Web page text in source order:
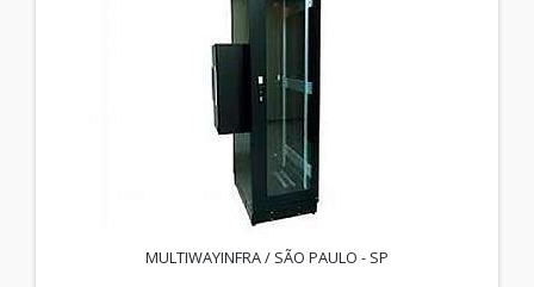
MULTIWAYINFRA / SÃO PAULO - SP